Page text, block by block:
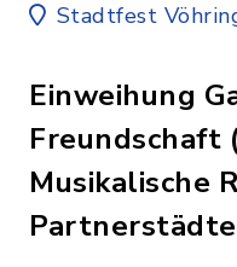
Stadtfest
Einweihung
Freundschaft
Musikalische